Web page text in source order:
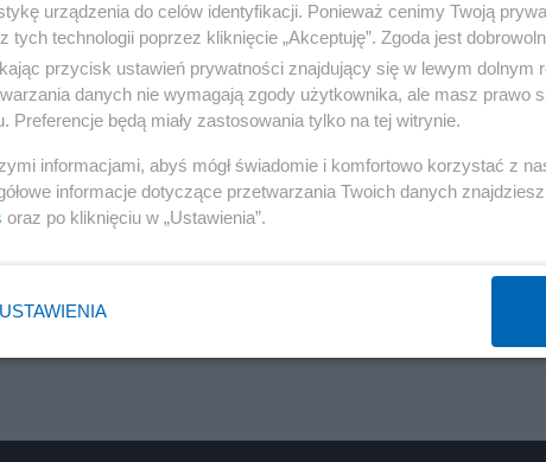
z 89 krajów w dniach 13-27 listopada w hiszpańskiej La Nucii wystąpi w
uczestników pojawi się 19-osobowy skład reprezentacji Polski.
ringach.
informacji?
ŻEBYŚ WIEDZIAŁ
urządzenia do celów identyfikacji. Ponieważ cenimy Twoją
tych technologii poprzez kliknięcie „Akceptuję”. Zgoda jest
przycisk ustawień prywatności znajdujący się w lewym dolnym
danych nie wymagają zgody użytkownika, ale masz prawo
Preferencje będą miały zastosowania tylko na tej witrynie.
informacjami, abyś mógł świadomie i komfortowo korzystać z
informacje dotyczące przetwarzania Twoich danych
oraz po kliknięciu w „Ustawienia”.
USTAWIENIA